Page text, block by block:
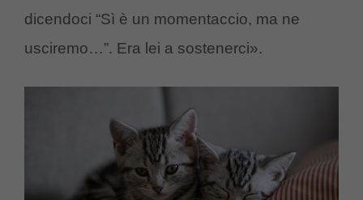
dicendoci “Sì è un momentaccio, ma ne
usciremo…”. Era lei a sostenerci».